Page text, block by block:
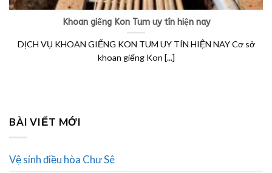
Khoan giếng Kon Tum uy tín hiện nay
DỊCH VỤ KHOAN GIẾNG KON TUM UY TÍN HIỆN NAY Cơ sở
khoan giếng Kon [...]
BÀI VIẾT MỚI
Vệ sinh điều hòa Chư Sê